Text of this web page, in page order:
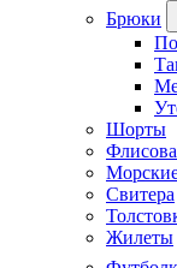
Брюки
Шорты
Свитера
Жилеты